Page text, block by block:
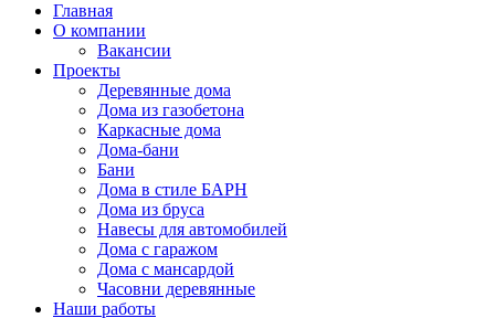
Главная
О компании
Вакансии
Проекты
Деревянные дома
Дома из газобетона
Каркасные дома
Дома-бани
Бани
Дома в стиле БАРН
Дома из бруса
Навесы для автомобилей
Дома с гаражом
Дома с мансардой
Часовни деревянные
Наши работы